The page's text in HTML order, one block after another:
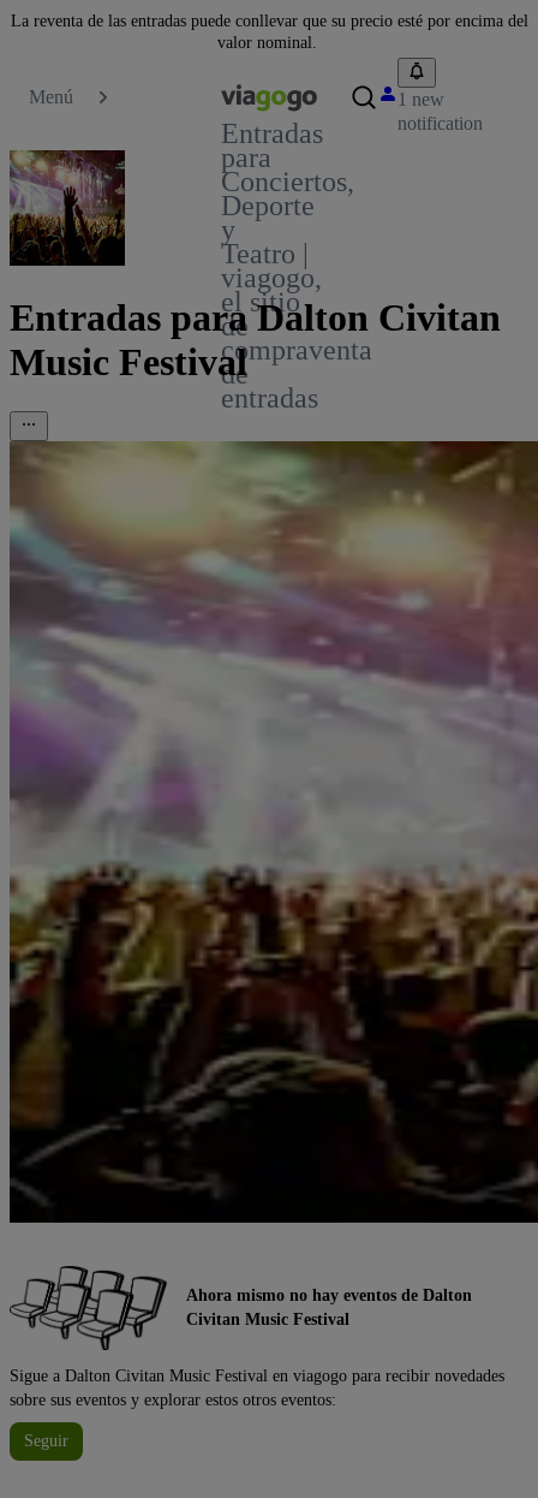
La reventa de las entradas puede conllevar que su precio esté por encima del
valor nominal.
Menú
Entradas
para
Conciertos,
Deporte
y
Teatro |
viagogo,
el sitio
de
compraventa
de
entradas
1 new
notification
Entradas para Dalton Civitan
Music Festival
Ahora mismo no hay eventos de Dalton
Civitan Music Festival
Sigue a Dalton Civitan Music Festival en viagogo para recibir novedades
sobre sus eventos y explorar estos otros eventos:
Seguir